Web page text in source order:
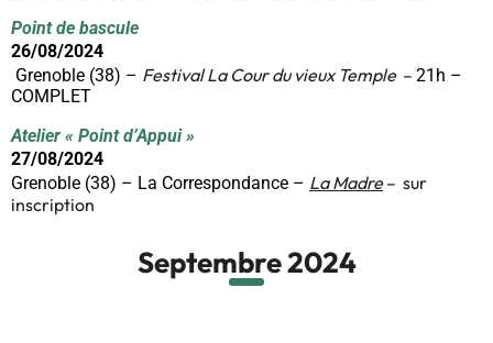
Point de bascule
26/08/2024
Grenoble (38) – Festival La Cour du vieux Temple – 21h –
COMPLET
Atelier « Point d’Appui »
27/08/2024
Grenoble (38) – La Correspondance – La Madre– sur
inscription
Septembre 2024